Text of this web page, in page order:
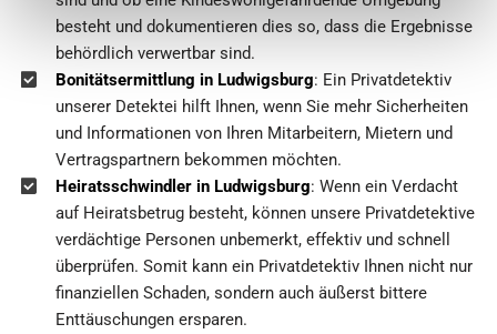
besteht und dokumentieren dies so, dass die Ergebnisse
behördlich verwertbar sind.
Bonitätsermittlung in Ludwigsburg: Ein Privatdetektiv
unserer Detektei hilft Ihnen, wenn Sie mehr Sicherheiten
und Informationen von Ihren Mitarbeitern, Mietern und
Vertragspartnern bekommen möchten.
Heiratsschwindler in Ludwigsburg: Wenn ein Verdacht
auf Heiratsbetrug besteht, können unsere Privatdetektive
verdächtige Personen unbemerkt, effektiv und schnell
überprüfen. Somit kann ein Privatdetektiv Ihnen nicht nur
finanziellen Schaden, sondern auch äußerst bittere
Enttäuschungen ersparen.